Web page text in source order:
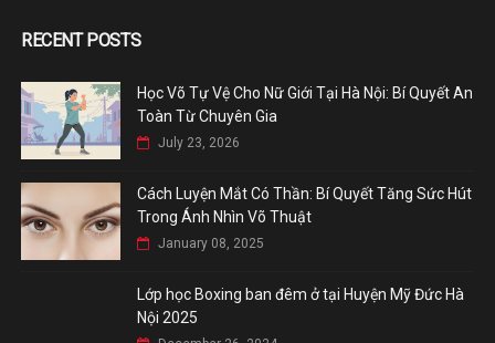
RECENT POSTS
Học Võ Tự Vệ Cho Nữ Giới Tại Hà Nội: Bí Quyết An
Toàn Từ Chuyên Gia
July 23, 2026
Cách Luyện Mắt Có Thần: Bí Quyết Tăng Sức Hút
Trong Ánh Nhìn Võ Thuật
January 08, 2025
Lớp học Boxing ban đêm ở tại Huyện Mỹ Đức Hà
Nội 2025